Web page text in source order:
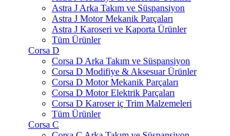
Astra J Arka Takım ve Süspansiyon
Astra J Motor Mekanik Parçaları
Astra J Karoseri ve Kaporta Ürünler
Tüm Ürünler
Corsa D
Corsa D Arka Takım ve Süspansiyon
Corsa D Modifiye & Aksesuar Ürünler
Corsa D Motor Mekanik Parçaları
Corsa D Motor Elektrik Parçaları
Corsa D Karoser iç Trim Malzemeleri
Tüm Ürünler
Corsa C